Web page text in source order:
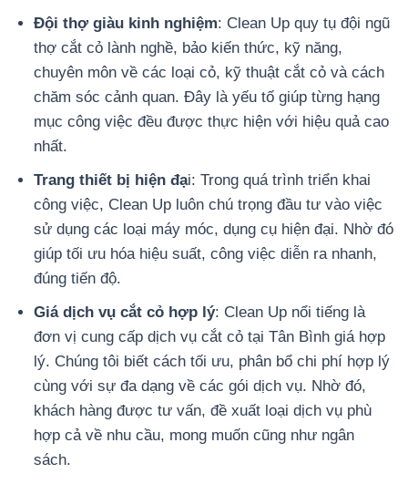
Đội thợ giàu kinh nghiệm: Clean Up quy tụ đội ngũ
thợ cắt cỏ lành nghề, bảo kiến thức, kỹ năng,
chuyên môn về các loại cỏ, kỹ thuật cắt cỏ và cách
chăm sóc cảnh quan. Đây là yếu tố giúp từng hạng
mục công việc đều được thực hiện với hiệu quả cao
nhất.
Trang thiết bị hiện đại: Trong quá trình triển khai
công việc, Clean Up luôn chú trọng đầu tư vào việc
sử dụng các loại máy móc, dụng cụ hiện đại. Nhờ đó
giúp tối ưu hóa hiệu suất, công việc diễn ra nhanh,
đúng tiến độ.
Giá dịch vụ cắt cỏ hợp lý: Clean Up nổi tiếng là
đơn vị cung cấp dịch vụ cắt cỏ tại Tân Bình giá hợp
lý. Chúng tôi biết cách tối ưu, phân bổ chi phí hợp lý
cùng với sự đa dạng về các gói dịch vụ. Nhờ đó,
khách hàng được tư vấn, đề xuất loại dịch vụ phù
hợp cả về nhu cầu, mong muốn cũng như ngân
sách.